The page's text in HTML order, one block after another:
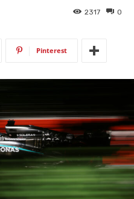
0
2317
Pinterest